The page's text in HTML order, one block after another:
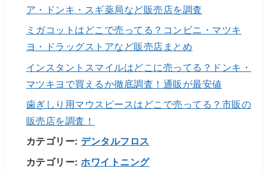
ア・ドンキ・スギ薬局など販売店を調査
ミガコットはどこで売ってる？コンビニ・マツキ
ヨ・ドラッグストアなど販売店まとめ
インスタントスマイルはどこに売ってる？ドンキ・
マツキヨで買えるか徹底調査！通販が最安値
歯ぎしり用マウスピースはどこで売ってる？市販の
販売店を調査！
カテゴリー: デンタルフロス
カテゴリー:ホワイトニング